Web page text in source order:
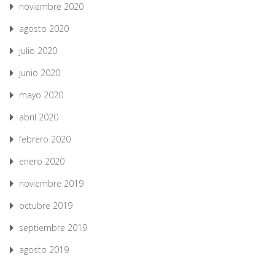
noviembre 2020
agosto 2020
julio 2020
junio 2020
mayo 2020
abril 2020
febrero 2020
enero 2020
noviembre 2019
octubre 2019
septiembre 2019
agosto 2019